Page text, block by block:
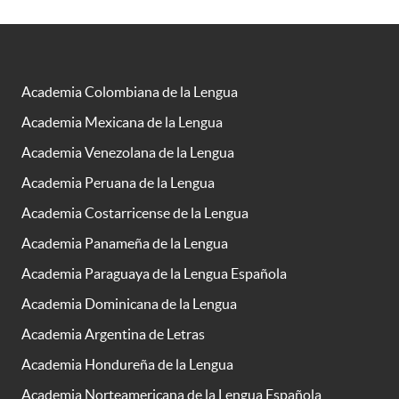
Academia Colombiana de la Lengua
Academia Mexicana de la Lengua
Academia Venezolana de la Lengua
Academia Peruana de la Lengua
Academia Costarricense de la Lengua
Academia Panameña de la Lengua
Academia Paraguaya de la Lengua Española
Academia Dominicana de la Lengua
Academia Argentina de Letras
Academia Hondureña de la Lengua
Academia Norteamericana de la Lengua Española